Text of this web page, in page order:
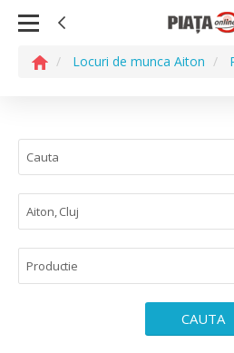
Locuri de munca Aiton
Aiton, Cluj
Productie
CAUTA